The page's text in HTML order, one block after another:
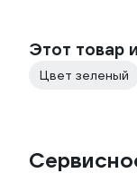
Этот товар
Цвет зеленый